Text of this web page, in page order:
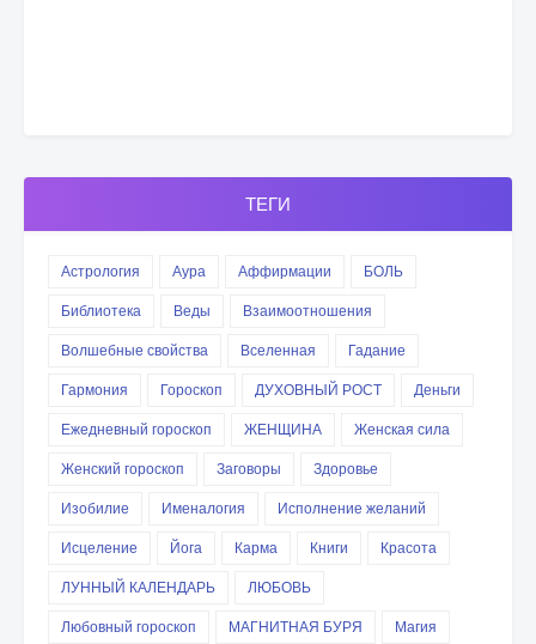
ТЕГИ
Астрология Аура Аффирмации
БОЛЬ
Библиотека
Веды
Взаимоотношения
Волшебные свойства
Вселенная
Гадание
Гармония
Гороскоп ДУХОВНЫЙ РОСТ
Деньги
Ежедневный гороскоп
ЖЕНЩИНА
Женская сила
Женский гороскоп
Заговоры
Здоровье
Изобилие
Именалогия
Исполнение желаний
Исцеление
Йога Карма Книги
Красота
ЛУННЫЙ КАЛЕНДАРЬ
ЛЮБОВЬ
Любовный гороскоп
МАГНИТНАЯ БУРЯ
Магия